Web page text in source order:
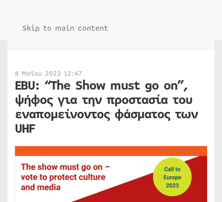
Skip to main content
8 Μαΐου 2023 12:47
EBU: “The Show must go on”,
ψήφος για την προστασία του
εναπομείνοντος φάσματος των
UHF